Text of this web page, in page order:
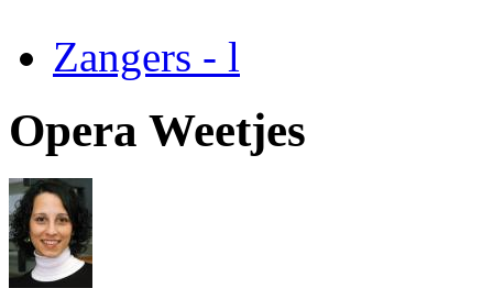
Zangers - l
Opera Weetjes